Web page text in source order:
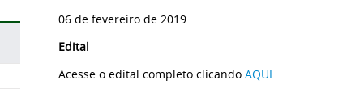
06 de fevereiro de 2019
Edital
Acesse o edital completo clicando AQUI